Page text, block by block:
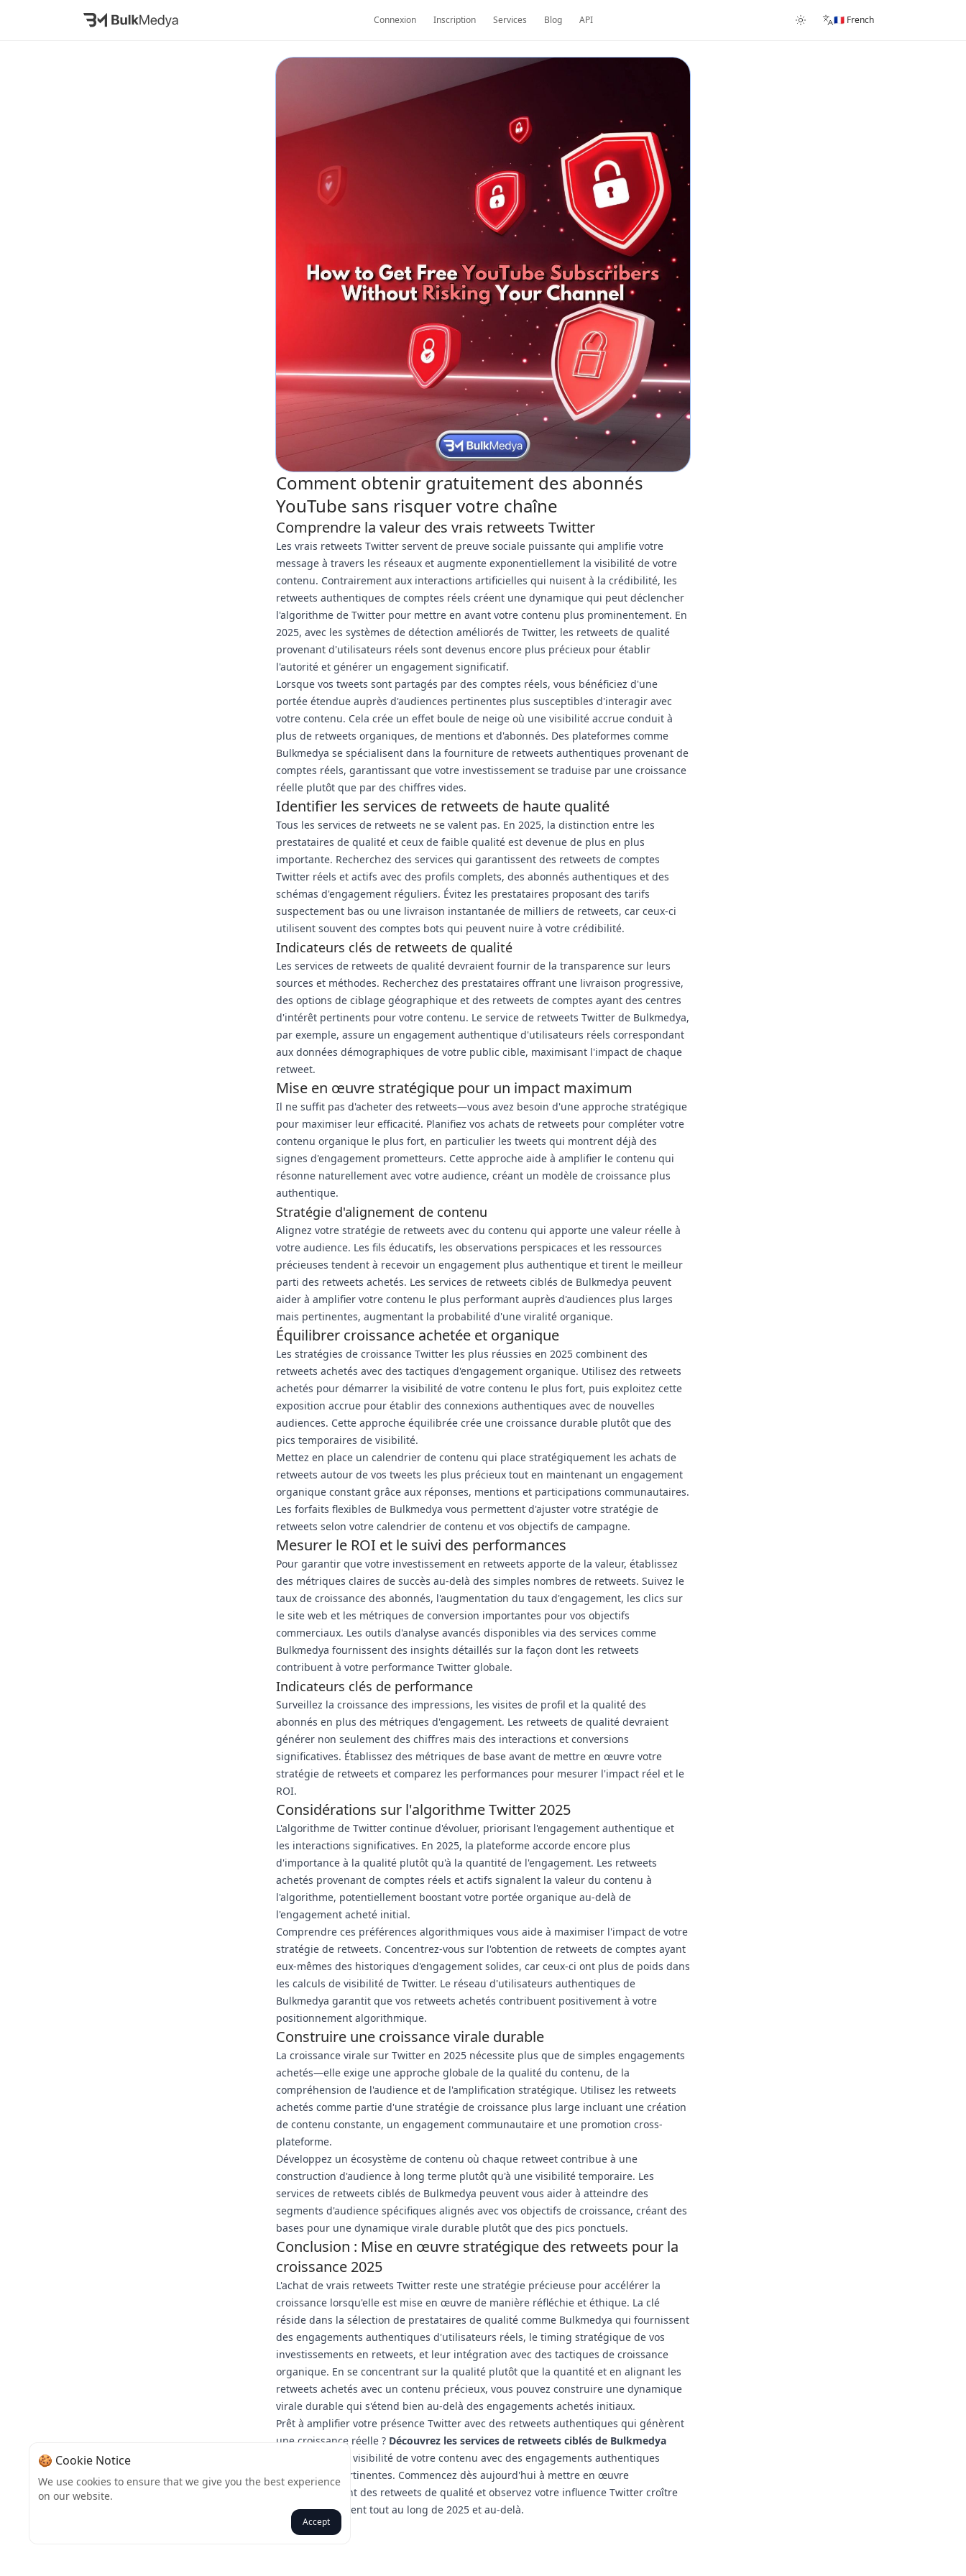
Connexion Inscription Services Blog API 🇫🇷 French
Comment obtenir gratuitement des abonnés
YouTube sans risquer votre chaîne
Comprendre la valeur des vrais retweets Twitter
Les vrais retweets Twitter servent de preuve sociale puissante qui amplifie votre
message à travers les réseaux et augmente exponentiellement la visibilité de votre
contenu. Contrairement aux interactions artificielles qui nuisent à la crédibilité, les
retweets authentiques de comptes réels créent une dynamique qui peut déclencher
l'algorithme de Twitter pour mettre en avant votre contenu plus prominentement. En
2025, avec les systèmes de détection améliorés de Twitter, les retweets de qualité
provenant d'utilisateurs réels sont devenus encore plus précieux pour établir
l'autorité et générer un engagement significatif.
Lorsque vos tweets sont partagés par des comptes réels, vous bénéficiez d'une
portée étendue auprès d'audiences pertinentes plus susceptibles d'interagir avec
votre contenu. Cela crée un effet boule de neige où une visibilité accrue conduit à
plus de retweets organiques, de mentions et d'abonnés. Des plateformes comme
Bulkmedya se spécialisent dans la fourniture de retweets authentiques provenant de
comptes réels, garantissant que votre investissement se traduise par une croissance
réelle plutôt que par des chiffres vides.
Identifier les services de retweets de haute qualité
Tous les services de retweets ne se valent pas. En 2025, la distinction entre les
prestataires de qualité et ceux de faible qualité est devenue de plus en plus
importante. Recherchez des services qui garantissent des retweets de comptes
Twitter réels et actifs avec des profils complets, des abonnés authentiques et des
schémas d'engagement réguliers. Évitez les prestataires proposant des tarifs
suspectement bas ou une livraison instantanée de milliers de retweets, car ceux-ci
utilisent souvent des comptes bots qui peuvent nuire à votre crédibilité.
Indicateurs clés de retweets de qualité
Les services de retweets de qualité devraient fournir de la transparence sur leurs
sources et méthodes. Recherchez des prestataires offrant une livraison progressive,
des options de ciblage géographique et des retweets de comptes ayant des centres
d'intérêt pertinents pour votre contenu. Le service de retweets Twitter de Bulkmedya,
par exemple, assure un engagement authentique d'utilisateurs réels correspondant
aux données démographiques de votre public cible, maximisant l'impact de chaque
retweet.
Mise en œuvre stratégique pour un impact maximum
Il ne suffit pas d'acheter des retweets—vous avez besoin d'une approche stratégique
pour maximiser leur efficacité. Planifiez vos achats de retweets pour compléter votre
contenu organique le plus fort, en particulier les tweets qui montrent déjà des
signes d'engagement prometteurs. Cette approche aide à amplifier le contenu qui
résonne naturellement avec votre audience, créant un modèle de croissance plus
authentique.
Stratégie d'alignement de contenu
Alignez votre stratégie de retweets avec du contenu qui apporte une valeur réelle à
votre audience. Les fils éducatifs, les observations perspicaces et les ressources
précieuses tendent à recevoir un engagement plus authentique et tirent le meilleur
parti des retweets achetés. Les services de retweets ciblés de Bulkmedya peuvent
aider à amplifier votre contenu le plus performant auprès d'audiences plus larges
mais pertinentes, augmentant la probabilité d'une viralité organique.
Équilibrer croissance achetée et organique
Les stratégies de croissance Twitter les plus réussies en 2025 combinent des
retweets achetés avec des tactiques d'engagement organique. Utilisez des retweets
achetés pour démarrer la visibilité de votre contenu le plus fort, puis exploitez cette
exposition accrue pour établir des connexions authentiques avec de nouvelles
audiences. Cette approche équilibrée crée une croissance durable plutôt que des
pics temporaires de visibilité.
Mettez en place un calendrier de contenu qui place stratégiquement les achats de
retweets autour de vos tweets les plus précieux tout en maintenant un engagement
organique constant grâce aux réponses, mentions et participations communautaires.
Les forfaits flexibles de Bulkmedya vous permettent d'ajuster votre stratégie de
retweets selon votre calendrier de contenu et vos objectifs de campagne.
Mesurer le ROI et le suivi des performances
Pour garantir que votre investissement en retweets apporte de la valeur, établissez
des métriques claires de succès au-delà des simples nombres de retweets. Suivez le
taux de croissance des abonnés, l'augmentation du taux d'engagement, les clics sur
le site web et les métriques de conversion importantes pour vos objectifs
commerciaux. Les outils d'analyse avancés disponibles via des services comme
Bulkmedya fournissent des insights détaillés sur la façon dont les retweets
contribuent à votre performance Twitter globale.
Indicateurs clés de performance
Surveillez la croissance des impressions, les visites de profil et la qualité des
abonnés en plus des métriques d'engagement. Les retweets de qualité devraient
générer non seulement des chiffres mais des interactions et conversions
significatives. Établissez des métriques de base avant de mettre en œuvre votre
stratégie de retweets et comparez les performances pour mesurer l'impact réel et le
ROI.
Considérations sur l'algorithme Twitter 2025
L'algorithme de Twitter continue d'évoluer, priorisant l'engagement authentique et
les interactions significatives. En 2025, la plateforme accorde encore plus
d'importance à la qualité plutôt qu'à la quantité de l'engagement. Les retweets
achetés provenant de comptes réels et actifs signalent la valeur du contenu à
l'algorithme, potentiellement boostant votre portée organique au-delà de
l'engagement acheté initial.
Comprendre ces préférences algorithmiques vous aide à maximiser l'impact de votre
stratégie de retweets. Concentrez-vous sur l'obtention de retweets de comptes ayant
eux-mêmes des historiques d'engagement solides, car ceux-ci ont plus de poids dans
les calculs de visibilité de Twitter. Le réseau d'utilisateurs authentiques de
Bulkmedya garantit que vos retweets achetés contribuent positivement à votre
positionnement algorithmique.
Construire une croissance virale durable
La croissance virale sur Twitter en 2025 nécessite plus que de simples engagements
achetés—elle exige une approche globale de la qualité du contenu, de la
compréhension de l'audience et de l'amplification stratégique. Utilisez les retweets
achetés comme partie d'une stratégie de croissance plus large incluant une création
de contenu constante, un engagement communautaire et une promotion cross-
plateforme.
Développez un écosystème de contenu où chaque retweet contribue à une
construction d'audience à long terme plutôt qu'à une visibilité temporaire. Les
services de retweets ciblés de Bulkmedya peuvent vous aider à atteindre des
segments d'audience spécifiques alignés avec vos objectifs de croissance, créant des
bases pour une dynamique virale durable plutôt que des pics ponctuels.
Conclusion : Mise en œuvre stratégique des retweets pour la
croissance 2025
L'achat de vrais retweets Twitter reste une stratégie précieuse pour accélérer la
croissance lorsqu'elle est mise en œuvre de manière réfléchie et éthique. La clé
réside dans la sélection de prestataires de qualité comme Bulkmedya qui fournissent
des engagements authentiques d'utilisateurs réels, le timing stratégique de vos
investissements en retweets, et leur intégration avec des tactiques de croissance
organique. En se concentrant sur la qualité plutôt que la quantité et en alignant les
retweets achetés avec un contenu précieux, vous pouvez construire une dynamique
virale durable qui s'étend bien au-delà des engagements achetés initiaux.
Prêt à amplifier votre présence Twitter avec des retweets authentiques qui génèrent
une croissance réelle ? Découvrez les services de retweets ciblés de Bulkmedya
pour booster la visibilité de votre contenu avec des engagements authentiques
d'audiences pertinentes. Commencez dès aujourd'hui à mettre en œuvre
stratégiquement des retweets de qualité et observez votre influence Twitter croître
exponentiellement tout au long de 2025 et au-delà.
Retour
🍪 Cookie Notice
We use cookies to ensure that we give you the best experience
on our website.
Accept